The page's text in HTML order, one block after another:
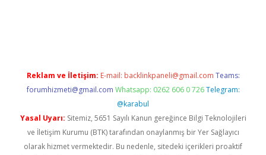
Reklam ve İletişim: E-mail: backlinkpaneli@gmail.com Teams:
forumhizmeti@gmail.com Whatsapp: 0262 606 0 726 Telegram:
@karabul
Yasal Uyarı: Sitemiz, 5651 Sayılı Kanun gereğince Bilgi Teknolojileri
ve İletişim Kurumu (BTK) tarafından onaylanmış bir Yer Sağlayıcı
olarak hizmet vermektedir. Bu nedenle, sitedeki içerikleri proaktif